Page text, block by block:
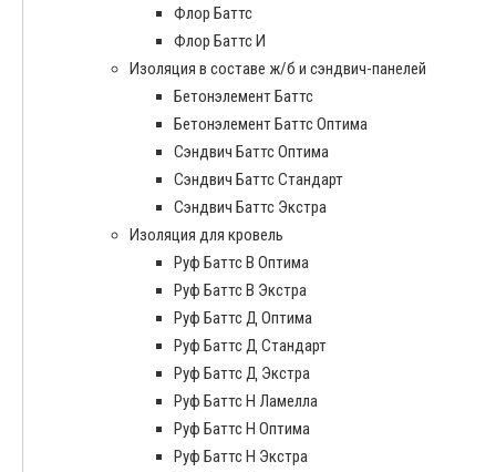
Флор Баттс
Флор Баттс И
Изоляция в составе ж/б и сэндвич-панелей
Бетонэлемент Баттс
Бетонэлемент Баттс Оптима
Сэндвич Баттс Оптима
Сэндвич Баттс Стандарт
Сэндвич Баттс Экстра
Изоляция для кровель
Руф Баттс В Оптима
Руф Баттс В Экстра
Руф Баттс Д Оптима
Руф Баттс Д Стандарт
Руф Баттс Д Экстра
Руф Баттс Н Ламелла
Руф Баттс Н Оптима
Руф Баттс Н Экстра